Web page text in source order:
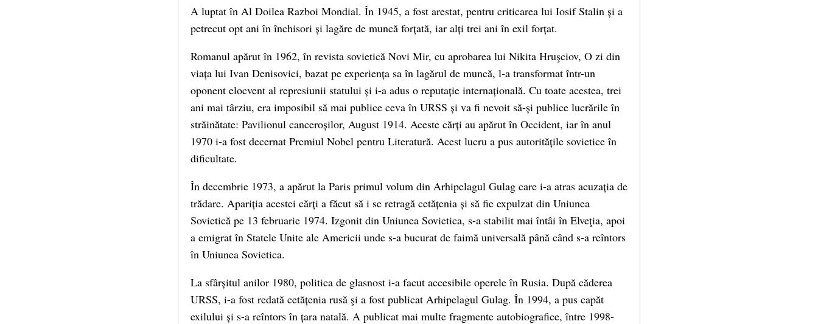
A luptat în Al Doilea Razboi Mondial. În 1945, a fost arestat, pentru criticarea lui Iosif Stalin și a
petrecut opt ani în închisori și lagăre de muncă forțată, iar alți trei ani în exil forțat.
Romanul apărut în 1962, în revista sovietică Novi Mir, cu aprobarea lui Nikita Hruşciov, O zi din
viața lui Ivan Denisovici, bazat pe experiența sa în lagărul de muncă, l-a transformat într-un
oponent elocvent al represiunii statului și i-a adus o reputație internațională. Cu toate acestea, trei
ani mai târziu, era imposibil să mai publice ceva în URSS și va fi nevoit să-și publice lucrările în
străinătate: Pavilionul canceroșilor, August 1914. Aceste cărți au apărut în Occident, iar în anul
1970 i-a fost decernat Premiul Nobel pentru Literatură. Acest lucru a pus autoritățile sovietice în
dificultate.
În decembrie 1973, a apărut la Paris primul volum din Arhipelagul Gulag care i-a atras acuzația de
trădare. Apariția acestei cărți a făcut să i se retragă cetățenia și să fie expulzat din Uniunea
Sovietică pe 13 februarie 1974. Izgonit din Uniunea Sovietica, s-a stabilit mai întâi în Elveţia, apoi
a emigrat în Statele Unite ale Americii unde s-a bucurat de faimă universală până când s-a reîntors
în Uniunea Sovietica.
La sfârșitul anilor 1980, politica de glasnost i-a facut accesibile operele în Rusia. După căderea
URSS, i-a fost redată cetățenia rusă şi a fost publicat Arhipelagul Gulag. În 1994, a pus capăt
exilului și s-a reîntors în țara natală. A publicat mai multe fragmente autobiografice, între 1998-